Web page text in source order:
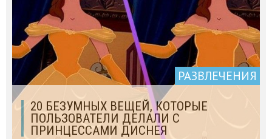
РАЗВЛЕЧЕНИЯ
20 БЕЗУМНЫХ ВЕЩЕЙ, КОТОРЫЕ
ПОЛЬЗОВАТЕЛИ ДЕЛАЛИ С
ПРИНЦЕССАМИ ДИСНЕЯ